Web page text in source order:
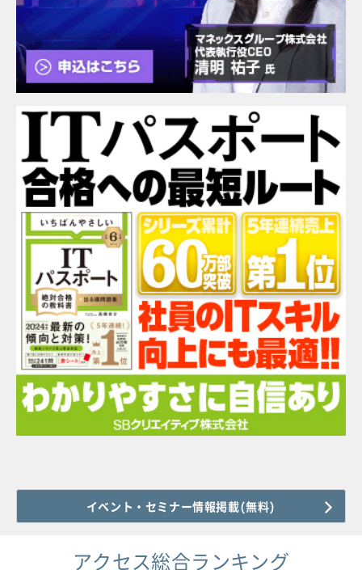
イベント・セミナー情報掲載(無料)
アクセス総合ランキング